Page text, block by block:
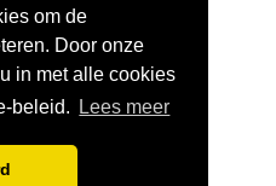
om de
Door onze
in met alle cookies
beleid.
Lees meer